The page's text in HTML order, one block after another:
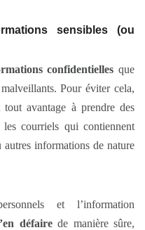
sensibles (ou
confidentielles que
Pour éviter cela,
tout avantage à prendre des
les courriels qui contiennent
autres informations de nature
et l’information
défairede manière sûre,